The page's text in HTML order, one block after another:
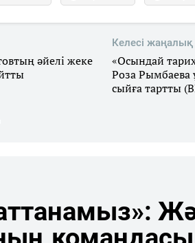
әйелі жеке
Келесі жаңалық
«Осындай
Роза Рымбаева
сыйға тартты